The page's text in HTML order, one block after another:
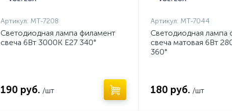
Артикул: MT-7208
Светодиодная лампа филамент
свеча 6Вт 3000K E27 340°
190 руб. /шт
Артикул: MT-7044
Светодиодная лампа
свеча матовая 6Вт
360°
180 руб. /шт